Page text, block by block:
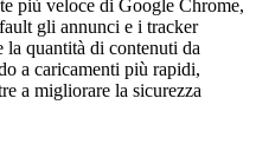
più veloce di Google Chrome,
gli annunci e i tracker
quantità di contenuti da
a caricamenti più rapidi,
a migliorare la sicurezza